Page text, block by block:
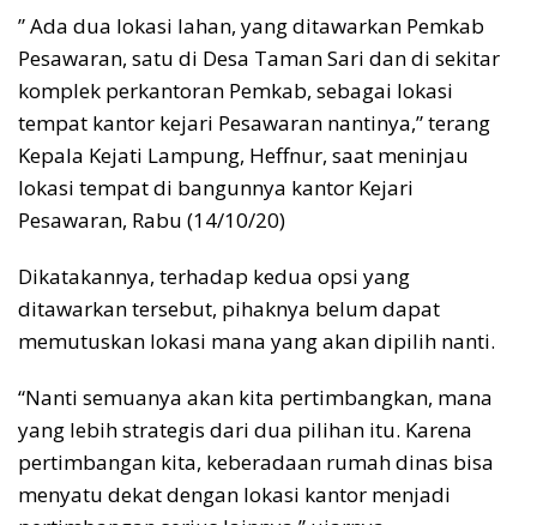
” Ada dua lokasi lahan, yang ditawarkan Pemkab
Pesawaran, satu di Desa Taman Sari dan di sekitar
komplek perkantoran Pemkab, sebagai lokasi
tempat kantor kejari Pesawaran nantinya,” terang
Kepala Kejati Lampung, Heffnur, saat meninjau
lokasi tempat di bangunnya kantor Kejari
Pesawaran, Rabu (14/10/20)
Dikatakannya, terhadap kedua opsi yang
ditawarkan tersebut, pihaknya belum dapat
memutuskan lokasi mana yang akan dipilih nanti.
“Nanti semuanya akan kita pertimbangkan, mana
yang lebih strategis dari dua pilihan itu. Karena
pertimbangan kita, keberadaan rumah dinas bisa
menyatu dekat dengan lokasi kantor menjadi